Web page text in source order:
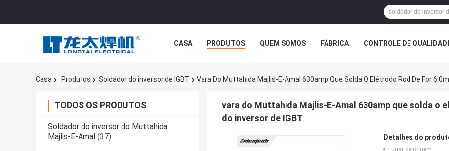
CASA PRODUTOS QUEM SOMOS FÁBRICA CONTROLE DE
Casa Produtos Soldador do inversor de IGBT Vara Do Muttahida Majlis-E-Amal 630amp Que Solda O Elétrodo Rod De For
TODOS OS PRODUTOS
Soldador do inversor do Muttahida
Majlis-E-Amal (37)
vara do Muttahida Majlis-E-Amal 630amp que solda o
do inversor de IGBT
Detalhes do
Lugar de origem: